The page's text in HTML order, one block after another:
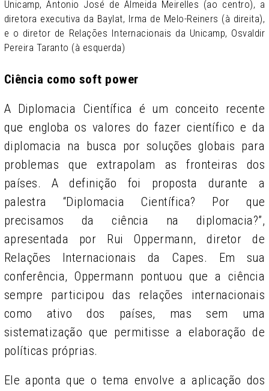
Unicamp, Antonio José de Almeida Meirelles (ao centro), a
diretora executiva da Baylat, Irma de Melo-Reiners (à direita),
e o diretor de Relações Internacionais da Unicamp, Osvaldir
Pereira Taranto (à esquerda)
Ciência como soft power
A Diplomacia Científica é um conceito recente
que engloba os valores do fazer científico e da
diplomacia na busca por soluções globais para
problemas que extrapolam as fronteiras dos
países. A definição foi proposta durante a
palestra “Diplomacia Científica? Por que
precisamos da ciência na diplomacia?”,
apresentada por Rui Oppermann, diretor de
Relações Internacionais da Capes. Em sua
conferência, Oppermann pontuou que a ciência
sempre participou das relações internacionais
como ativo dos países, mas sem uma
sistematização que permitisse a elaboração de
políticas próprias.
Ele aponta que o tema envolve a aplicação dos